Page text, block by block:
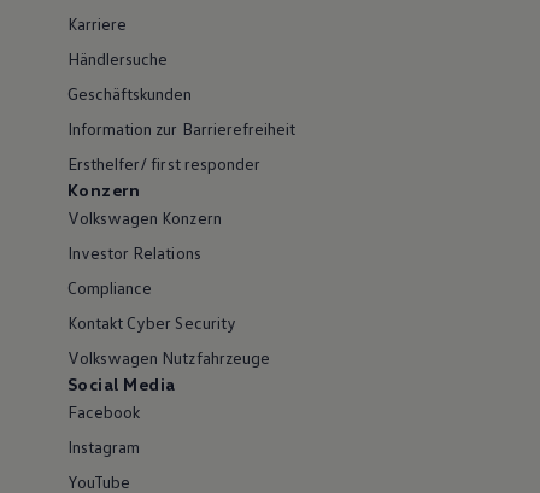
Karriere
Händlersuche
Geschäftskunden
Information zur Barrierefreiheit
Ersthelfer/ first responder
Konzern
Volkswagen Konzern
Investor Relations
Compliance
Kontakt Cyber Security
Volkswagen Nutzfahrzeuge
Social Media
Facebook
Instagram
YouTube